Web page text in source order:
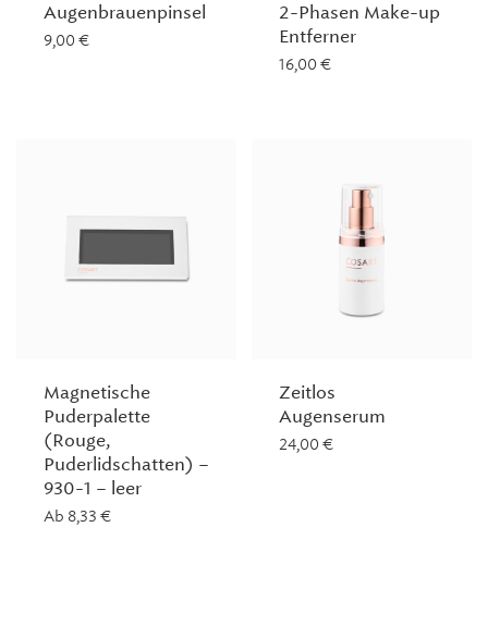
Augenbrauenpinsel
9,00 €
2-Phasen Make-up
Entferner
16,00 €
Magnetische
Puderpalette
(Rouge,
Puderlidschatten) –
930-1 – leer
Ab 8,33 €
Zeitlos
Augenserum
24,00 €